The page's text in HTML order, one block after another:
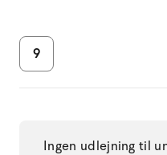
9
Ingen udlejning til